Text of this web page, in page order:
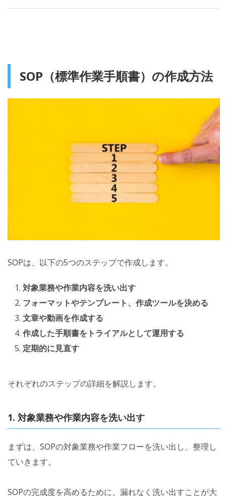
SOP（標準作業手順書）の作成方法
SOPは、以下の5つのステップで作成します。
対象業務や作業内容を洗い出す
フォーマットやテンプレート、作成ツールを決める
文章や動画を作成する
作成した手順書をトライアルとして運用する
定期的に見直す
それぞれのステップの詳細を解説します。
1. 対象業務や作業内容を洗い出す
まずは、SOPの対象業務や作業フローを洗い出し、整理し
ていきます。
SOPの完成度を高めるために、漏れなく洗い出すことが大